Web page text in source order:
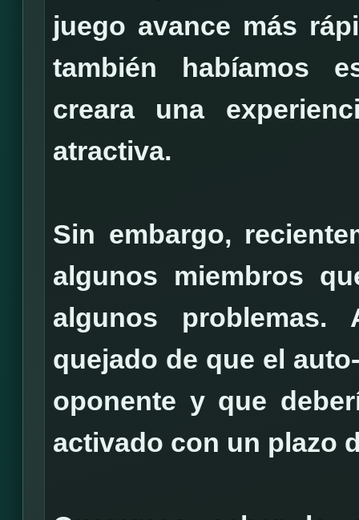
juego avance más
también habíamos
creara una
atractiva.
Sin embargo,
algunos miembros
algunos problemas.
quejado de que el
oponente y que
activado con un plazo